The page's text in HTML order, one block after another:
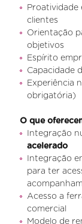
Proatividade
clientes
Orientação
objetivos
Espírito
Capacidade
Experiência
obrigatória)
O que
Integração
acelerado
Integração
para ter
Acesso a
comercial
Modelo de